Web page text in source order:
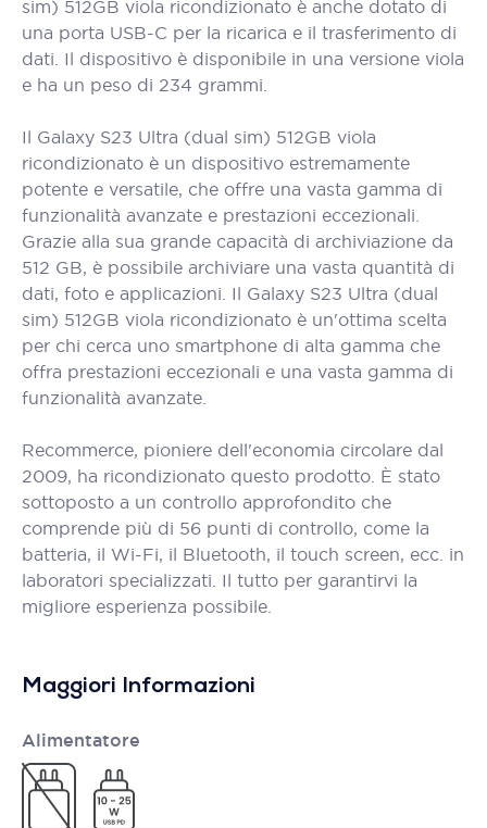
sim) 512GB viola ricondizionato è anche dotato di
una porta USB-C per la ricarica e il trasferimento di
dati. Il dispositivo è disponibile in una versione viola
e ha un peso di 234 grammi.
Il Galaxy S23 Ultra (dual sim) 512GB viola
ricondizionato è un dispositivo estremamente
potente e versatile, che offre una vasta gamma di
funzionalità avanzate e prestazioni eccezionali.
Grazie alla sua grande capacità di archiviazione da
512 GB, è possibile archiviare una vasta quantità di
dati, foto e applicazioni. Il Galaxy S23 Ultra (dual
sim) 512GB viola ricondizionato è un'ottima scelta
per chi cerca uno smartphone di alta gamma che
offra prestazioni eccezionali e una vasta gamma di
funzionalità avanzate.
Recommerce, pioniere dell'economia circolare dal
2009, ha ricondizionato questo prodotto. È stato
sottoposto a un controllo approfondito che
comprende più di 56 punti di controllo, come la
batteria, il Wi-Fi, il Bluetooth, il touch screen, ecc. in
laboratori specializzati. Il tutto per garantirvi la
migliore esperienza possibile.
Maggiori Informazioni
Alimentatore